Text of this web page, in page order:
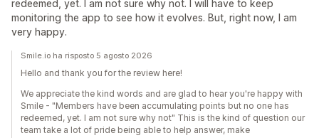
redeemed, yet. I am not sure why not. I will have to keep
monitoring the app to see how it evolves. But, right now, I am
very happy.
Smile.io ha risposto 5 agosto 2026
Hello and thank you for the review here!
We appreciate the kind words and are glad to hear you're happy with
Smile - "Members have been accumulating points but no one has
redeemed, yet. I am not sure why not" This is the kind of question our
team take a lot of pride being able to help answer, make